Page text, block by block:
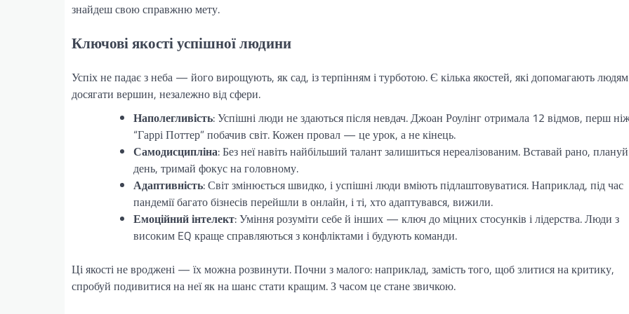
знайдеш свою справжню мету.
Ключові якості успішної людини
Успіх не падає з неба — його вирощують, як сад, із терпінням і турботою. Є кілька якостей, які допомагають людям
досягати вершин, незалежно від сфери.
Наполегливість: Успішні люди не здаються після невдач. Джоан Роулінг отримала 12 відмов, перш
“Гаррі Поттер” побачив світ. Кожен провал — це урок, а не кінець.
Самодисципліна: Без неї навіть найбільший талант залишиться нереалізованим. Вставай рано, плануй
день, тримай фокус на головному.
Адаптивність: Світ змінюється швидко, і успішні люди вміють підлаштовуватися. Наприклад, під час
пандемії багато бізнесів перейшли в онлайн, і ті, хто адаптувався, вижили.
Емоційний інтелект: Уміння розуміти себе й інших — ключ до міцних стосунків і лідерства. Люди з
високим EQ краще справляються з конфліктами і будують команди.
Ці якості не вроджені — їх можна розвинути. Почни з малого: наприклад, замість того, щоб злитися на критику,
спробуй подивитися на неї як на шанс стати кращим. З часом це стане звичкою.